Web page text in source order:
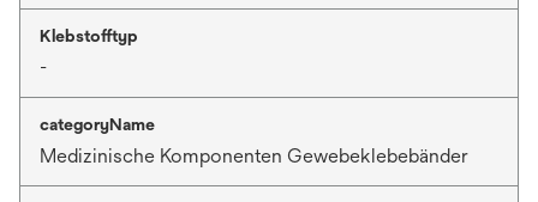
Klebstofftyp
-
categoryName
Medizinische Komponenten Gewebeklebebänder